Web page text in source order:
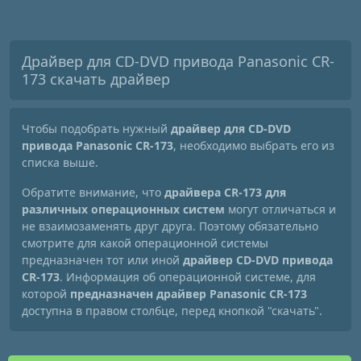
Драйвер для CD-DVD привода Panasonic CR-
173 скачать драйвер
Чтобы подобрать нужный драйвер для CD-DVD
привода Panasonic CR-173, необходимо выбрать его из
списка выше.
Обратите внимание, что драйвера CR-173 для
различных операционных систем могут отличаться и
не взаимозаменять друг друга. Поэтому обязательно
смотрите для какой операционной системы
предназначен тот или иной драйвер CD-DVD привода
CR-173. Информация об операционной системе, для
которой предназначен драйвер Panasonic CR-173
доступна в правом столбце, перед кнопкой "скачать".